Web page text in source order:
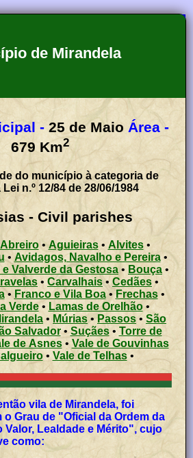
de Mirandela
- 25 de Maio Área -
679 Km2
do município à categoria de
n.º 12/84 de 28/06/1984
- Civil parishes
Abreiro•Aguieiras• Alvites•
• Avidagos, Navalho e Pereira•
Valverde da Gestosa • Bouça •
• Carvalhais •Cedães •
• Franco e Vila Boa •Frechas•
Verde• Lamas de Orelhão •
• Múrias •Passos • São
Salvador•Suçães• Torre de
de Asnes• Vale de Gouvinhas
• Vale de Telhas•
vila de Mirandela, foi
Grau de "Oficial da Ordem da
Valor, Lealdade e Mérito", cujo
como: